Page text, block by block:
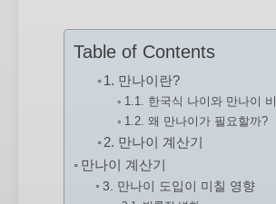
Table of Contents
1. 만나이란?
1.1. 한국식 나이와 만나이
1.2. 왜 만나이가 필요할까?
2. 만나이 계산기
만나이 계산기
3. 만나이 도입이 미칠 영향